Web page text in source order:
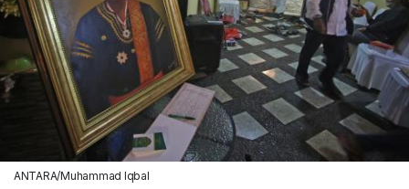
ANTARA/Muhammad Iqbal